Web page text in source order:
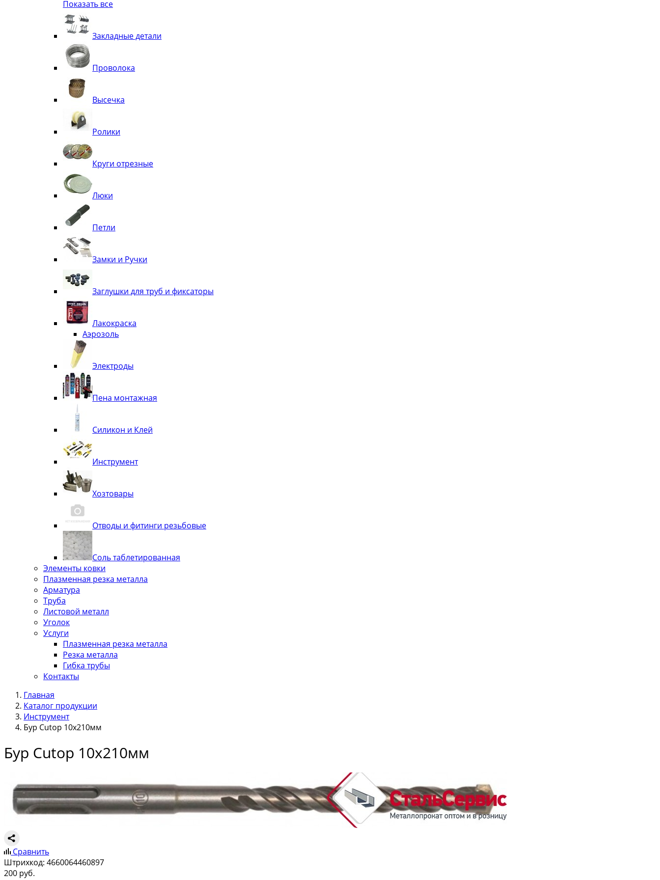
Квадрат
Труба декоративная
Элементы орнамента из квадрата, трубы
Узоры
Лавки
Показать все
Закладные детали
Проволока
Высечка
Ролики
Круги отрезные
Люки
Петли
Замки и Ручки
Заглушки для труб и фиксаторы
Лакокраска
Аэрозоль
Электроды
Пена монтажная
Силикон и Клей
Инструмент
Хозтовары
Отводы и фитинги резьбовые
Соль таблетированная
Элементы ковки
Плазменная резка металла
Арматура
Труба
Листовой металл
Уголок
Услуги
Плазменная резка металла
Резка металла
Гибка трубы
Контакты
Главная
Каталог продукции
Инструмент
Бур Cutop 10х210мм
Бур Cutop 10х210мм
Сравнить
Штрихкод: 4660064460897
200 руб.